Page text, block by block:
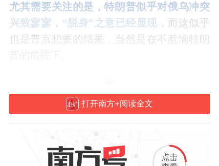
尤其需要关注的是，特朗普似乎对俄乌冲突
兴致寥寥，“脱身”之意已经显现，而这似乎
也是普京想要的结果，当然是在不惹恼特朗
打开南方+阅读全文